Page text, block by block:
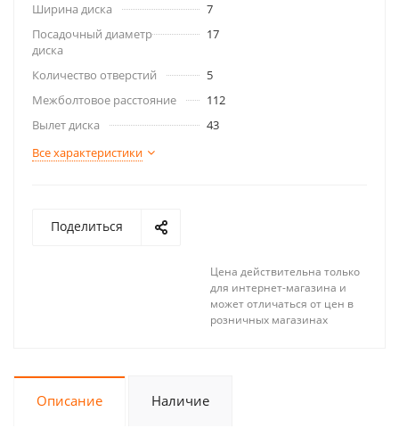
Ширина диска
7
Посадочный диаметр
диска
17
Количество отверстий
5
Межболтовое расстояние
112
Вылет диска
43
Все характеристики
Поделиться
Цена действительна только
для интернет-магазина и
может отличаться от цен в
розничных магазинах
Описание Наличие